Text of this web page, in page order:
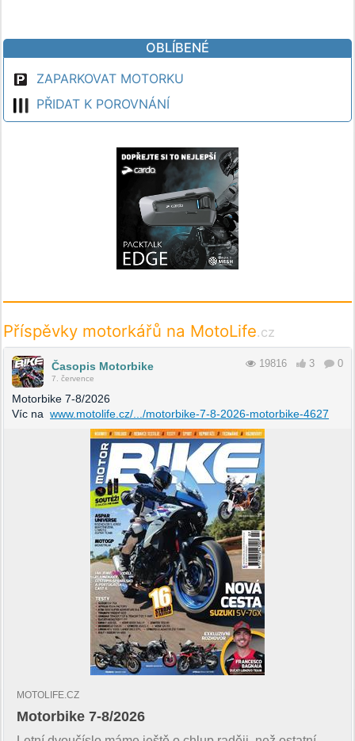
OBLÍBENÉ
ZAPARKOVAT MOTORKU
PŘIDAT K POROVNÁNÍ
Příspěvky motorkářů na MotoLife.cz
Časopis Motorbike
7. července
19816 3 0
Motorbike 7-8/2026
Víc na www.motolife.cz/.../motorbike-7-8-2026-motorbike-4627
MOTOLIFE.CZ
Motorbike 7-8/2026